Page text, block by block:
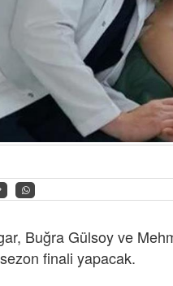
Buğra Gülsoy ve
finali yapacak.